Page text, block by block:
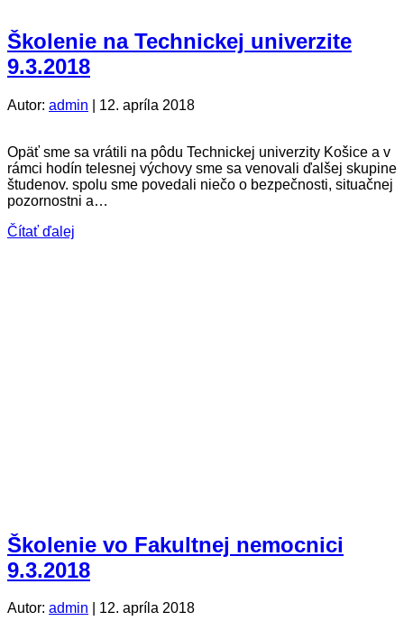
Školenie na Technickej univerzite
9.3.2018
Autor: admin 12. apríla 2018
Opäť sme sa vrátili na pôdu Technickej univerzity Košice a v
rámci hodín telesnej výchovy sme sa venovali ďalšej skupine
študenov. spolu sme povedali niečo o bezpečnosti, situačnej
pozornostni a…
Čítať ďalej
Školenie vo Fakultnej nemocnici
9.3.2018
Autor: admin 12. apríla 2018